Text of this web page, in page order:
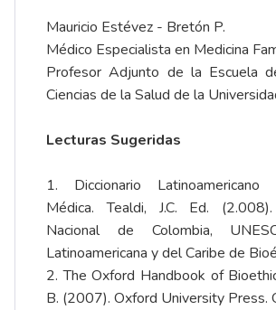
Mauricio Estévez - Bretón P.
Médico Especialista en Medicina
Profesor Adjunto de la Escuela
Ciencias de la Salud de la
Lecturas Sugeridas
1. Diccionario
Médica. Tealdi, J.C. Ed.
Nacional de Colombia,
Latinoamericana y del Caribe de
2. The Oxford Handbook of
B. (2007). Oxford University Press.